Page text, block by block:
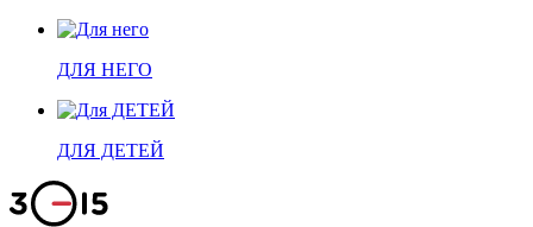
ДЛЯ НЕГО
ДЛЯ ДЕТЕЙ